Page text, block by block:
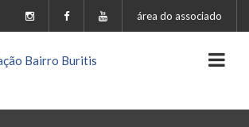
área do associado